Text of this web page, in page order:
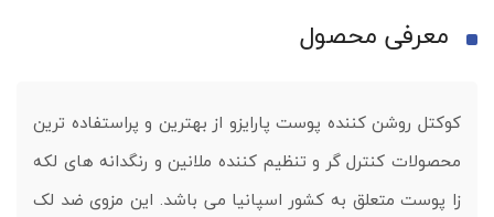
معرفی محصول
کوکتل روشن کننده پوست پارایزو از بهترین و پراستفاده ترین
محصولات کنترل گر و تنظیم کننده ملانین و رنگدانه های لکه
زا پوست متعلق به کشور اسپانیا می باشد. این مزوی ضد لک